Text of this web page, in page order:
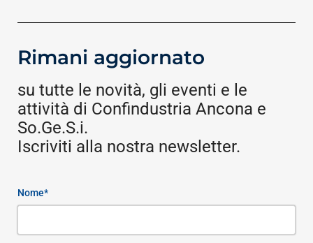
Rimani aggiornato
su tutte le novità, gli eventi e le
attività di Confindustria Ancona e
So.Ge.S.i.
Iscriviti alla nostra newsletter.
Nome*